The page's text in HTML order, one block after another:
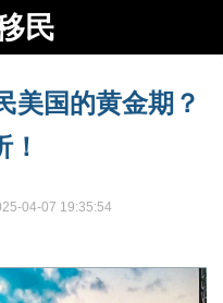
民
美国的黄金期？
04-07 19:35:54